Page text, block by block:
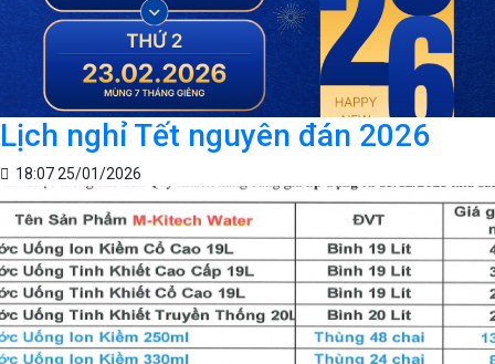
Lịch nghỉ Tết nguyên đán 2026
18:07 25/01/2026